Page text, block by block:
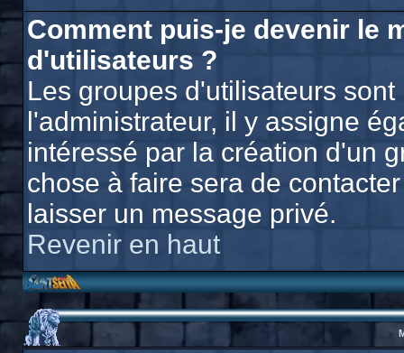
Comment puis-je devenir le
d'utilisateurs ?
Les groupes d'utilisateurs
l'administrateur, il y assigne
intéressé par la création d'un
chose à faire sera de
laisser un message privé.
Revenir en haut